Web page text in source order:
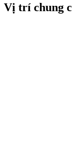
Vị trí chung